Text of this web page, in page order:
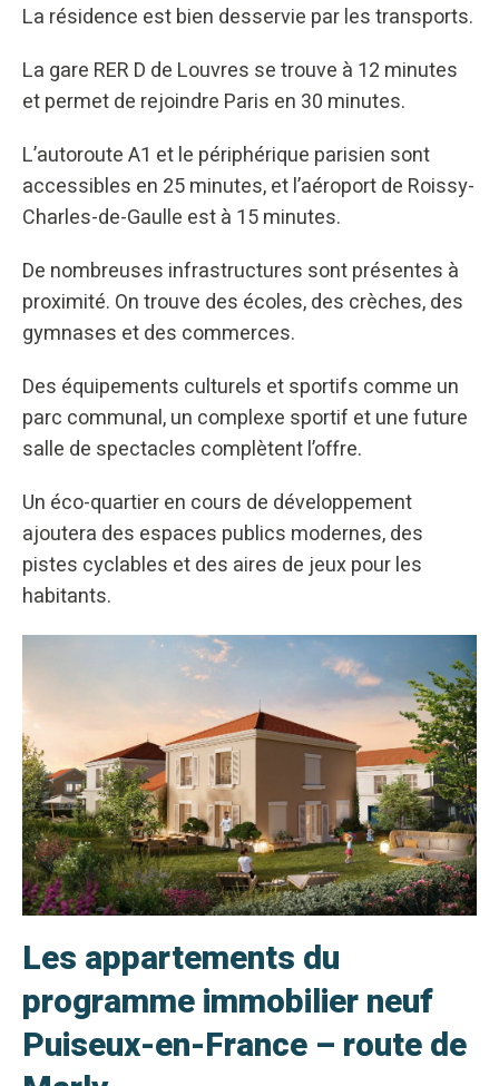
La résidence est bien desservie par les transports.
La gare RER D de Louvres se trouve à 12 minutes
et permet de rejoindre Paris en 30 minutes.
L’autoroute A1 et le périphérique parisien sont
accessibles en 25 minutes, et l’aéroport de Roissy-
Charles-de-Gaulle est à 15 minutes.
De nombreuses infrastructures sont présentes à
proximité. On trouve des écoles, des crèches, des
gymnases et des commerces.
Des équipements culturels et sportifs comme un
parc communal, un complexe sportif et une future
salle de spectacles complètent l’offre.
Un éco-quartier en cours de développement
ajoutera des espaces publics modernes, des
pistes cyclables et des aires de jeux pour les
habitants.
Les appartements du
programme immobilier neuf
Puiseux-en-France – route de